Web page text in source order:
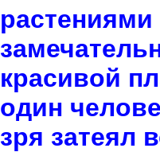
красивой
один
зря затеял